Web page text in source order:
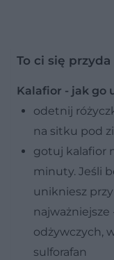
To ci się przyda
Kalafior - jak go
odetnij
na sitku pod
gotuj kalafior
minuty. Jeśli
unikniesz
najważniejsze
odżywczych,
sulforafan